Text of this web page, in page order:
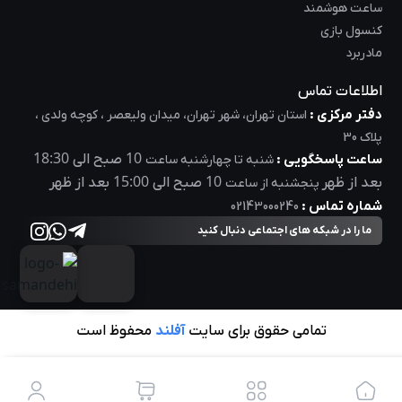
بر اساس بازخورد کاربران،
مشاب ه،
و تمرکز بر دوام ، زیبایی و عملکرد ، در میان تولیدکنندگان داخلی به گزینه‌
ای محبوب برای مونتاژکاران حرفه‌ ای و گیمرها تبدیل شود. اگر به دنبال
کیس با طراحی جذاب، بدنه‌ی مقاوم ، تهویه قوی و امکانات کاربردی
هستید،کیس کامپیوتر لاجی‌ کیانتخابی هوشمندانه و اقتصادی است که
هم در ظاهر و هم در عملکرد، رضایت شما را جلب می‌کند.
ساعت هوشمند
کنسول بازی
مادربرد
اطلاعات تماس
دفتر مرکزی : استان تهران، شهر تهران، میدان ولیعصر ، کوچه ولدی ،
پلاک 30
ساعت پاسخگویی : شنبه تا چهارشنبه ساعت 10 صبح الی18:30
بعد از ظهر پنجشنبه از ساعت 10 صبح الی15:00 بعد از ظهر
شماره تماس : 02143000240
ما را در شبکه های اجتماعی دنبال کنید
تمامی حقوق برای سایتآفلند محفوظ است